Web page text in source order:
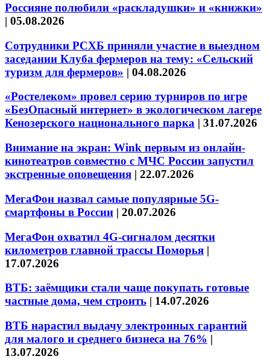
Россияне полюбили «раскладушки» и «книжки»
| 05.08.2026
Сотрудники РСХБ приняли участие в выездном
заседании Клуба фермеров на тему: «Сельский
туризм для фермеров» | 04.08.2026
«Ростелеком» провел серию турниров по игре
«БезОпасный интернет» в экологическом лагере
Кенозерского национального парка | 31.07.2026
Внимание на экран: Wink первым из онлайн-
кинотеатров совместно с МЧС России запустил
экстренные оповещения | 22.07.2026
МегаФон назвал самые популярные 5G-
смартфоны в России | 20.07.2026
МегаФон охватил 4G-сигналом десятки
километров главной трассы Поморья |
17.07.2026
ВТБ: заёмщики стали чаще покупать готовые
частные дома, чем строить | 14.07.2026
ВТБ нарастил выдачу электронных гарантий
для малого и среднего бизнеса на 76% |
13.07.2026